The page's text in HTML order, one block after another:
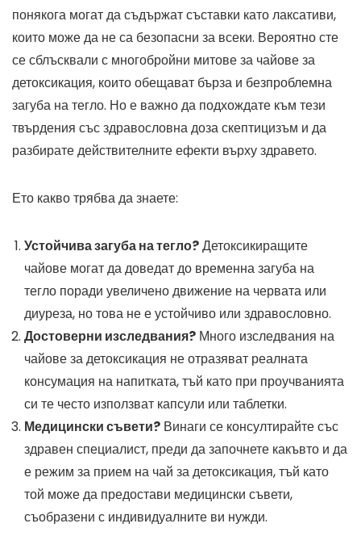
понякога могат да съдържат съставки като лаксативи,
които може да не са безопасни за всеки. Вероятно сте
се сблъсквали с многобройни митове за чайове за
детоксикация, които обещават бърза и безпроблемна
загуба на тегло. Но е важно да подхождате към тези
твърдения със здравословна доза скептицизъм и да
разбирате действителните ефекти върху здравето.
Ето какво трябва да знаете:
Устойчива загуба на тегло?Детоксикиращите
чайове могат да доведат до временна загуба на
тегло поради увеличено движение на червата или
диуреза, но това не е устойчиво или здравословно.
Достоверни изследвания? Много изследвания на
чайове за детоксикация не отразяват реалната
консумация на напитката, тъй като при проучванията
си те често използват капсули или таблетки.
Медицински съвети? Винаги се консултирайте със
здравен специалист, преди да започнете какъвто и да
е режим за прием на чай за детоксикация, тъй като
той може да предостави медицински съвети,
съобразени с индивидуалните ви нужди.